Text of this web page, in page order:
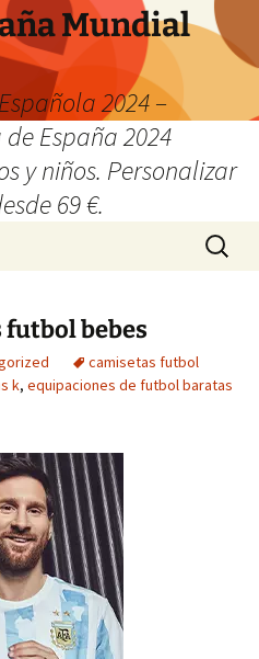
Mundial
2024 –
España 2024
y niños. Personalizar
69 €.
Buscar:
bebes
camisetas futbol
k, equipaciones de futbol baratas